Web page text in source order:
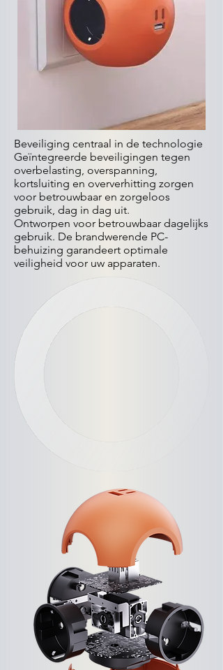
Beveiliging centraal in de technologie
Geïntegreerde beveiligingen tegen
overbelasting, overspanning,
kortsluiting en oververhitting zorgen
voor betrouwbaar en zorgeloos
gebruik, dag in dag uit.
Ontworpen voor betrouwbaar dagelijks
gebruik. De brandwerende PC-
behuizing garandeert optimale
veiligheid voor uw apparaten.